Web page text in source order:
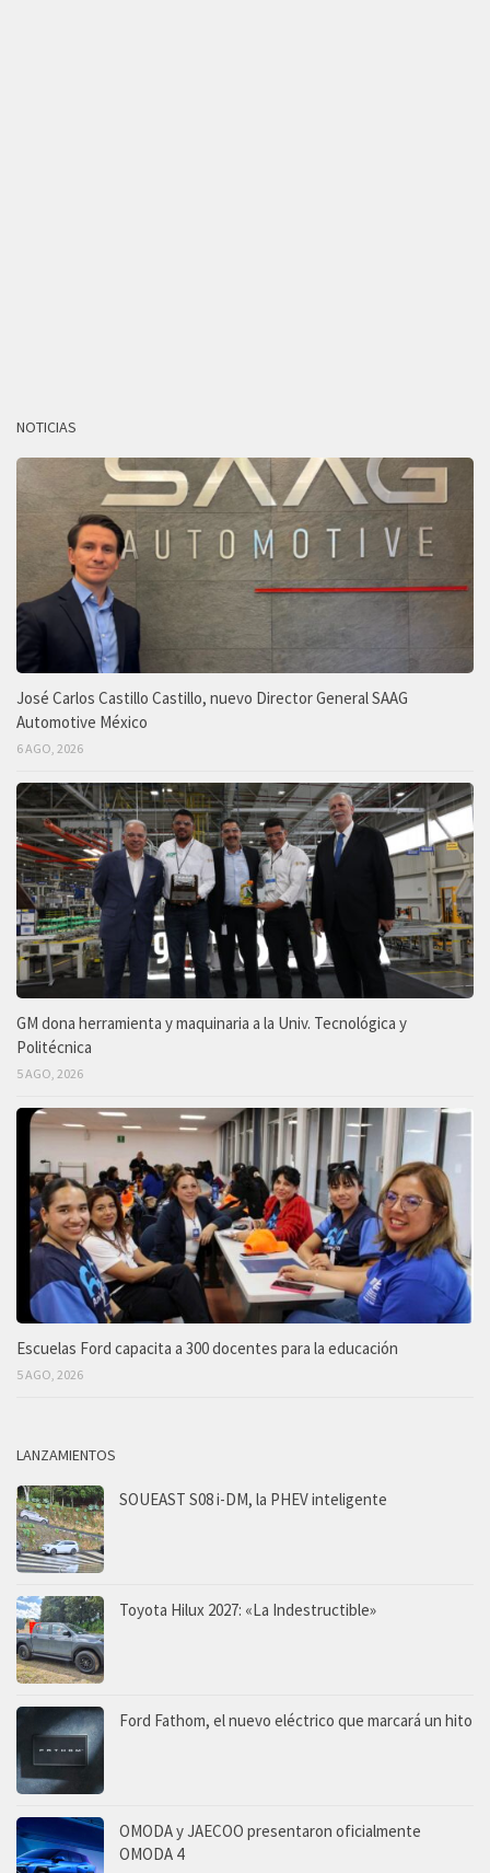
NOTICIAS
José Carlos Castillo Castillo, nuevo Director General SAAG
Automotive México
6 AGO, 2026
GM dona herramienta y maquinaria a la Univ. Tecnológica y
Politécnica
5 AGO, 2026
Escuelas Ford capacita a 300 docentes para la educación
5 AGO, 2026
LANZAMIENTOS
SOUEAST S08 i-DM, la PHEV inteligente
Toyota Hilux 2027: «La Indestructible»
Ford Fathom, el nuevo eléctrico que marcará un hito
OMODA y JAECOO presentaron oficialmente
OMODA 4